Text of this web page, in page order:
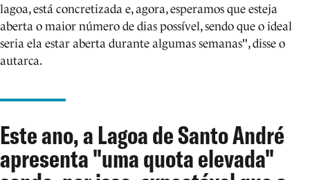
lagoa, está concretizada e, agora, esperamos que esteja
aberta o maior número de dias possível, sendo que o ideal
seria ela estar aberta durante algumas semanas", disse o
autarca.
Este ano, a Lagoa de Santo André
apresenta "uma quota elevada"